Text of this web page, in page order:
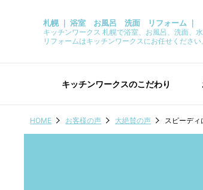
札幌 ｜ 浴室 お風呂 洗面 リフォーム ｜
キッチンワークス 札幌で浴室、お風呂、洗面、
リフォームはキッチンワークスにお任せください
キッチンワークスのこだわり
HOME お客様の声 大絶賛の声 スピーデ